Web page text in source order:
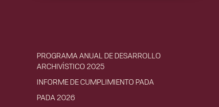
PROGRAMA ANUAL DE DESARROLLO
ARCHIVÍSTICO 2025
INFORME DE CUMPLIMIENTO PADA
PADA 2026